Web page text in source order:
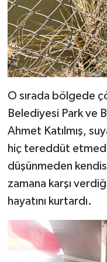
O sırada bölgede
Belediyesi Park ve
Ahmet Katılmış,
hiç tereddüt
düşünmeden
zamana karşı
hayatını kurtardı.